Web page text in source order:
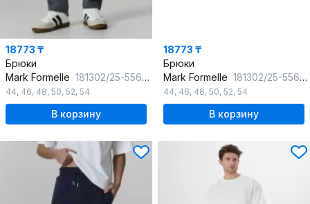
18773 ₸
Брюки
Mark Formelle 181302/25-5567Ц-2 сталь
44, 46, 48, 50, 52, 54
В корзину
18773 ₸
Брюки
Mark Formelle 181302/25-5567Ц-2 неви
44, 46, 48, 50, 52, 54
В корзину